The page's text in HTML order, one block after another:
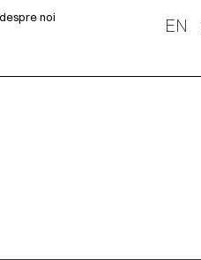
despre noi
EN